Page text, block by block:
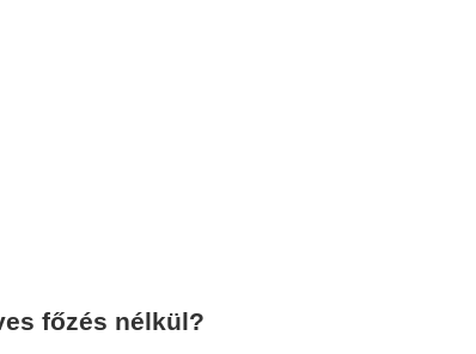
főzés nélkül?